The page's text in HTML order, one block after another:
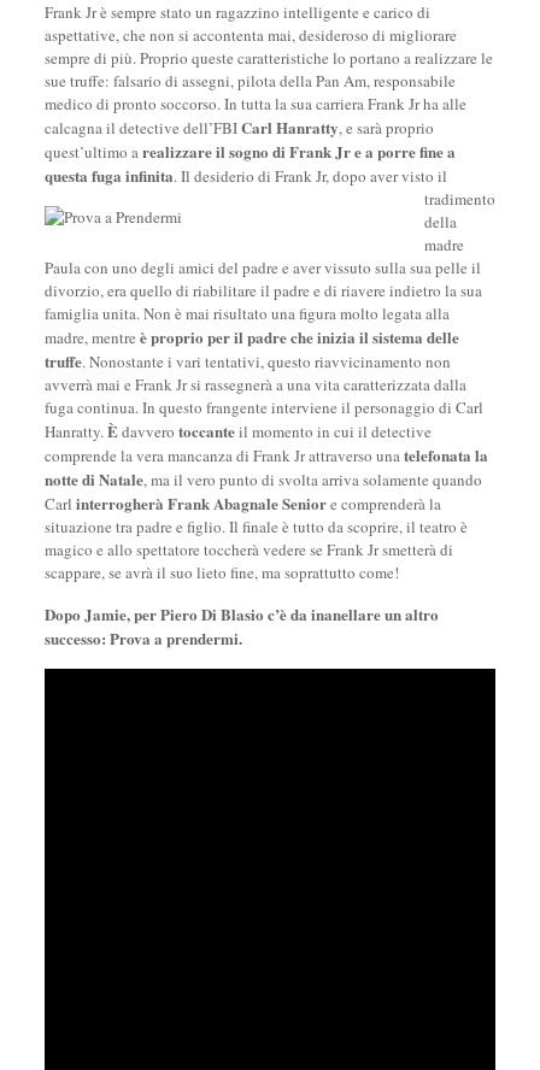
Frank Jr è sempre stato un ragazzino intelligente e carico di
aspettative, che non si accontenta mai, desideroso di migliorare
sempre di più. Proprio queste caratteristiche lo portano a realizzare le
sue truffe: falsario di assegni, pilota della Pan Am, responsabile
medico di pronto soccorso. In tutta la sua carriera Frank Jr ha alle
calcagna il detective dell’FBICarl Hanratty, e sarà proprio
quest’ultimo arealizzare il sogno di Frank Jr e a porre fine a
questa fuga infinita. Il desiderio di Frank Jr, dopo aver visto il
tradimento
della
madre
Paula con uno degli amici del padre e aver vissuto sulla sua pelle il
divorzio, era quello di riabilitare il padre e di riavere indietro la sua
famiglia unita. Non è mai risultato una figura molto legata alla
madre, mentre è proprio per il padre che inizia il sistema delle
truffe. Nonostante i vari tentativi, questo riavvicinamento non
avverrà mai e Frank Jr si rassegnerà a una vita caratterizzata dalla
fuga continua. In questo frangente interviene il personaggio di Carl
Hanratty.Èdavvero toccanteil momento in cui il detective
comprende la vera mancanza di Frank Jr attraverso unatelefonata la
notte di Natale, ma il vero punto di svolta arriva solamente quando
Carl interrogherà Frank Abagnale Seniore comprenderà la
situazione tra padre e figlio. Il finale è tutto da scoprire, il teatro è
magico e allo spettatore toccherà vedere se Frank Jr smetterà di
scappare, se avrà il suo lieto fine, ma soprattutto come!
Dopo Jamie, per Piero Di Blasio c’è da inanellare un altro
successo: Prova a prendermi.